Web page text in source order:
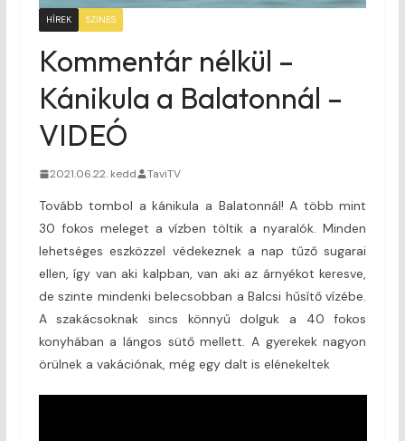
HÍREK SZINES
Kommentár nélkül –
Kánikula a Balatonnál –
VIDEÓ
2021.06.22. kedd TaviTV
Tovább tombol a kánikula a Balatonnál! A több mint
30 fokos meleget a vízben töltik a nyaralók. Minden
lehetséges eszközzel védekeznek a nap tűző sugarai
ellen, így van aki kalpban, van aki az árnyékot keresve,
de szinte mindenki belecsobban a Balcsi hűsítő vízébe.
A szakácsoknak sincs könnyű dolguk a 40 fokos
konyhában a lángos sütő mellett. A gyerekek nagyon
örülnek a vakációnak, még egy dalt is elénekeltek